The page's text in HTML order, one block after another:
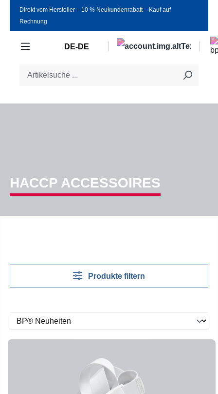
Zum Hauptinhalt springen
Direkt vom Hersteller ‒ 10 % Neukundenrabatt ‒ Kauf auf
Rechnung
DE-DE
HACCP ACCESSOIRES
Produkte filtern